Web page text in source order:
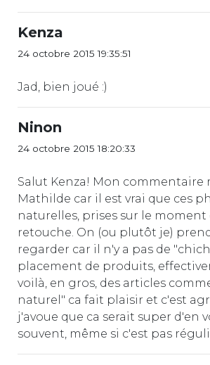
Kenza
24 octobre 2015 19:35:51
Jad, bien joué :)
Ninon
24 octobre 2015 18:20:33
Salut Kenza! Mon commentaire
Mathilde car il est vrai que ces
naturelles, prises sur le moment
retouche. On (ou plutôt je)
regarder car il n'y a pas de
placement de produits,
voilà, en gros, des articles
naturel" ca fait plaisir et c'est
j'avoue que ca serait super d'en
souvent, même si c'est pas